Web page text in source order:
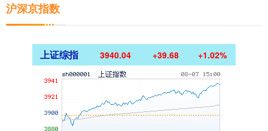
沪深京指数
上证综指 3940.04 +39.68 +1.02%